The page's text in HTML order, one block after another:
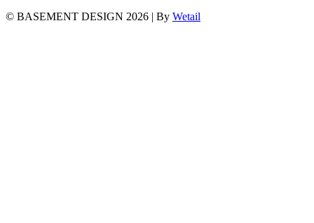
© BASEMENT DESIGN 2026 | By Wetail